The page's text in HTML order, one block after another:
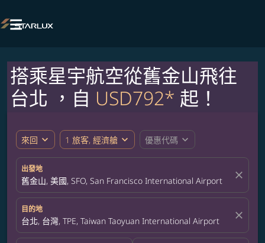

搭乘星宇航空從舊金山飛往
台北 ，自 USD792* 起！
來回 expand_more 1 旅客, 經濟艙 expand_more 優惠代碼 expand_more
出發地
舊金山, 美國, SFO, San Francisco International Airport close
目的地
台北, 台灣, TPE, Taiwan Taoyuan International Airport close